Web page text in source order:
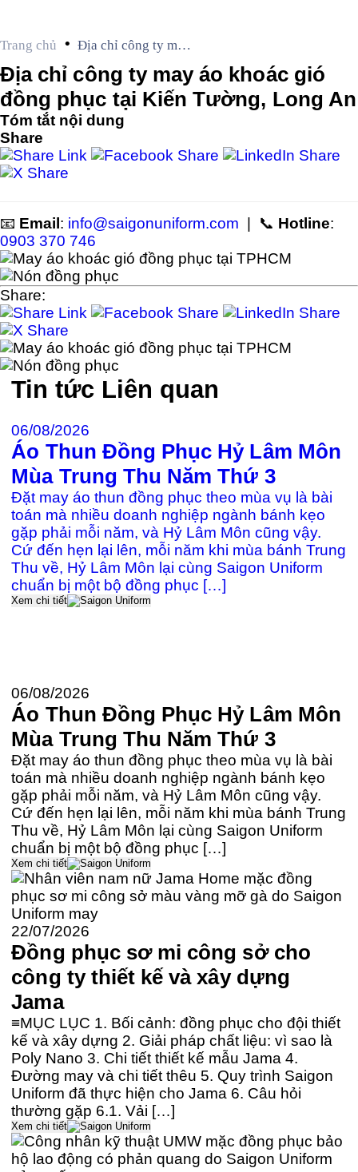
Trang chủ • Địa chỉ công ty may
áo khoác gió đồng
phục tại Kiến Tường,
Long An
Địa chỉ công ty may áo khoác gió
đồng phục tại Kiến Tường, Long An
Tóm tắt nội dung
Share
📧 Email : info@saigonuniform.com | 📞 Hotline:
0903 370 746
Share:
Tin tức Liên quan
06/08/2026
Áo Thun Đồng Phục Hỷ Lâm Môn
Mùa Trung Thu Năm Thứ 3
Đặt may áo thun đồng phục theo mùa vụ là bài
toán mà nhiều doanh nghiệp ngành bánh kẹo
gặp phải mỗi năm, và Hỷ Lâm Môn cũng vậy.
Cứ đến hẹn lại lên, mỗi năm khi mùa bánh Trung
Thu về, Hỷ Lâm Môn lại cùng Saigon Uniform
chuẩn bị một bộ đồng phục […]
Xem chi tiết
06/08/2026
Áo Thun Đồng Phục Hỷ Lâm Môn
Mùa Trung Thu Năm Thứ 3
Đặt may áo thun đồng phục theo mùa vụ là bài
toán mà nhiều doanh nghiệp ngành bánh kẹo
gặp phải mỗi năm, và Hỷ Lâm Môn cũng vậy.
Cứ đến hẹn lại lên, mỗi năm khi mùa bánh Trung
Thu về, Hỷ Lâm Môn lại cùng Saigon Uniform
chuẩn bị một bộ đồng phục […]
Xem chi tiết
22/07/2026
Đồng phục sơ mi công sở cho
công ty thiết kế và xây dựng
Jama
≡MỤC LỤC 1. Bối cảnh: đồng phục cho đội thiết
kế và xây dựng 2. Giải pháp chất liệu: vì sao là
Poly Nano 3. Chi tiết thiết kế mẫu Jama 4.
Đường may và chi tiết thêu 5. Quy trình Saigon
Uniform đã thực hiện cho Jama 6. Câu hỏi
thường gặp 6.1. Vải […]
Xem chi tiết